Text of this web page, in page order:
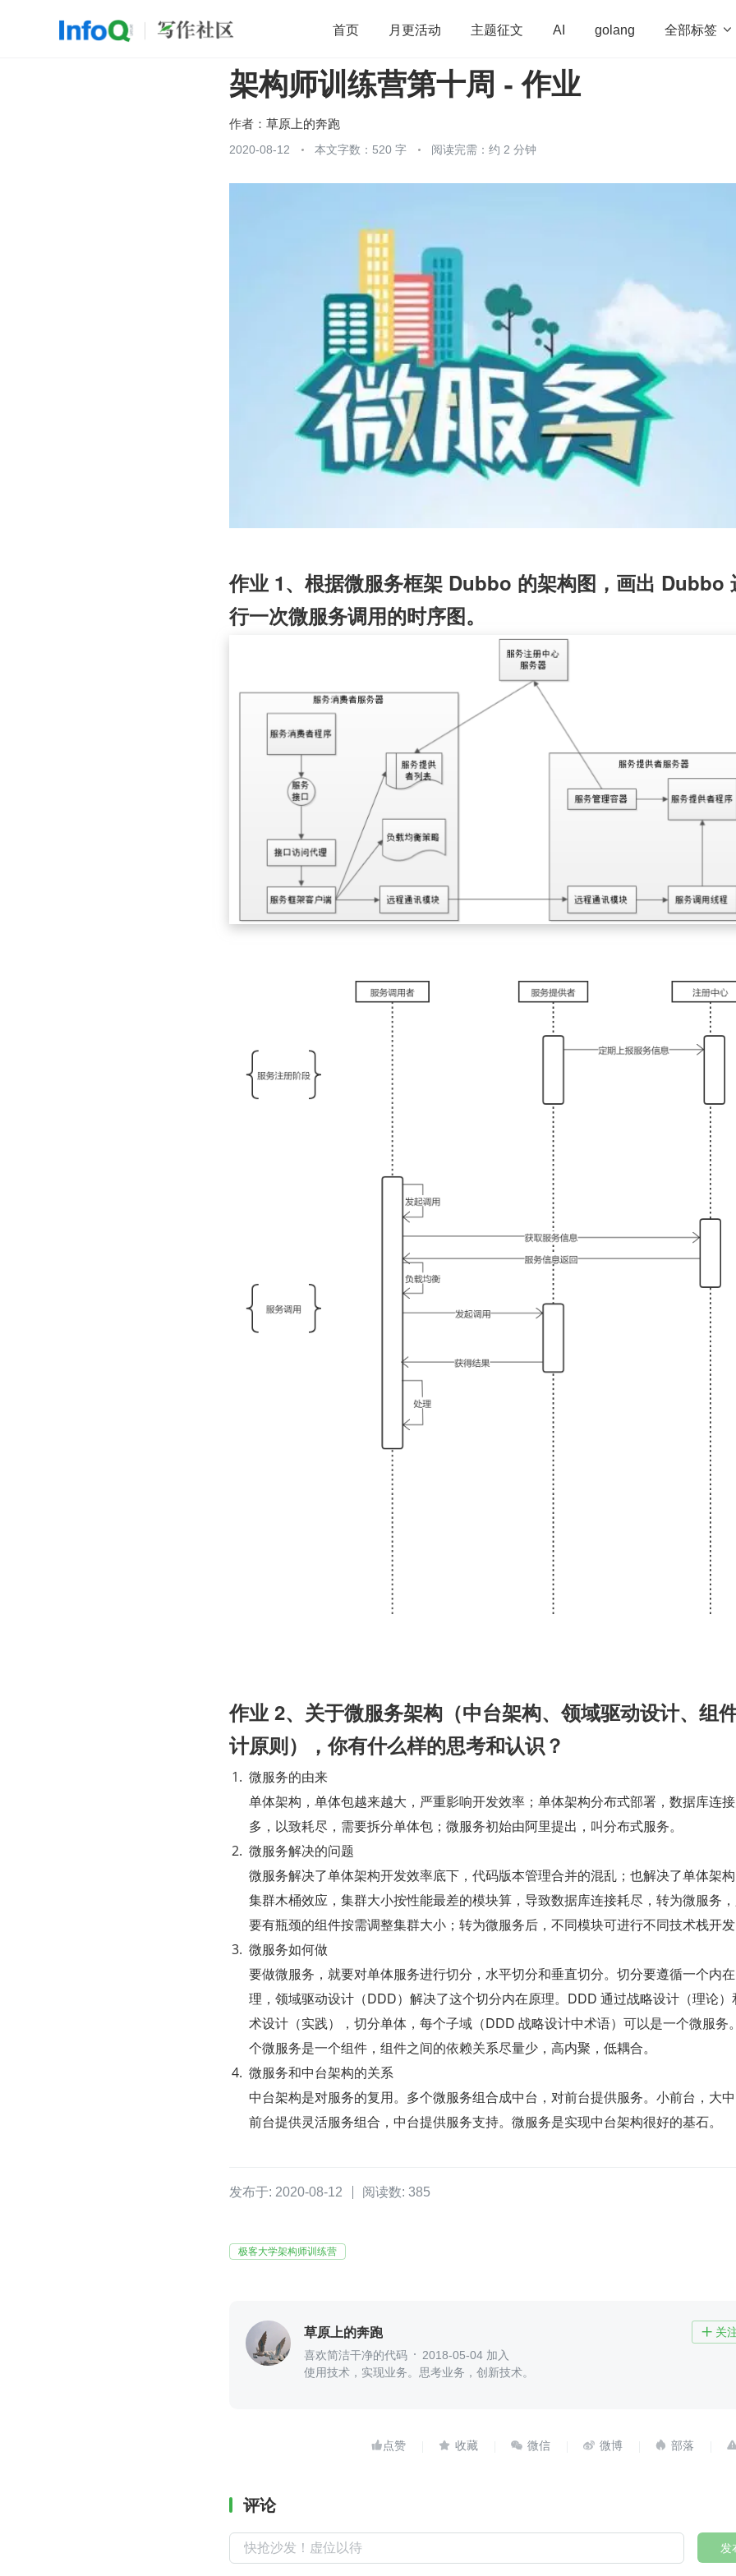
首页 月更活动 主题征文 AI golang 全部标签 
开源 架构 OpenHarmony 算法 学习方法
团队管理
架构师训练营第十周 - 作业
作者： 草原上的奔跑
2020-08-12 本文字数：520 字 阅读完需：约 2 分钟
作业 1、根据微服务框架 Dubbo 的架构图，画出 Dubbo
行一次微服务调用的时序图。
作业 2、关于微服务架构（中台架构、领域驱动设计、组
计原则），你有什么样的思考和认识？
微服务的由来
单体架构，单体包越来越大，严重影响开发效率；单体架构分布式部署，数据库连
多，以致耗尽，需要拆分单体包；微服务初始由阿里提出，叫分布式服务。
微服务解决的问题
微服务解决了单体架构开发效率底下，代码版本管理合并的混乱；也解决了单体架
集群木桶效应，集群大小按性能最差的模块算，导致数据库连接耗尽，转为微服务
要有瓶颈的组件按需调整集群大小；转为微服务后，不同模块可进行不同技术栈开
微服务如何做
要做微服务，就要对单体服务进行切分，水平切分和垂直切分。切分要遵循一个内
理，领域驱动设计（DDD）解决了这个切分内在原理。DDD 通过战略设计（理论）
术设计（实践），切分单体，每个子域（DDD 战略设计中术语）可以是一个微服务
个微服务是一个组件，组件之间的依赖关系尽量少，高内聚，低耦合。
微服务和中台架构的关系
中台架构是对服务的复用。多个微服务组合成中台，对前台提供服务。小前台，大
前台提供灵活服务组合，中台提供服务支持。微服务是实现中台架构很好的基石。
发布于: 2020-08-12 阅读数: 385
极客大学架构师训练营
草原上的奔跑  关
喜欢简洁干净的代码
2018-05-04 加入
使用技术，实现业务。思考业务，创新技术。
    
评论
发